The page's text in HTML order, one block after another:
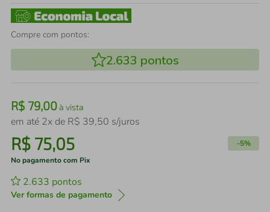
Compre com pontos:
2.633 pontos
R$ 79,00à vista
em até 2x de R$ 39,50 s/juros
R$ 75,05 -5%
No pagamento com Pix
2.633 pontos
Ver formas de pagamento